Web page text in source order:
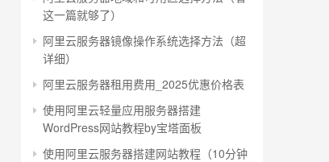
这一篇就够了）
阿里云服务器镜像操作系统选择方法（超
详细）
阿里云服务器租用费用_2025优惠价格表
使用阿里云轻量应用服务器搭建
WordPress网站教程by宝塔面板
使用阿里云服务器搭建网站教程（10分钟